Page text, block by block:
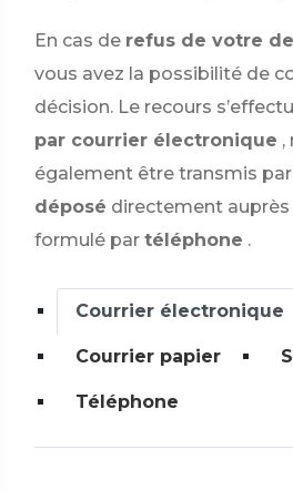
En cas de refus de votre
vous avez la possibilité de
décision. Le recours
par courrier électronique ,
également être transmis par
déposé directement auprès
formulé par téléphone .
Courrier électronique
Courrier papier
Téléphone